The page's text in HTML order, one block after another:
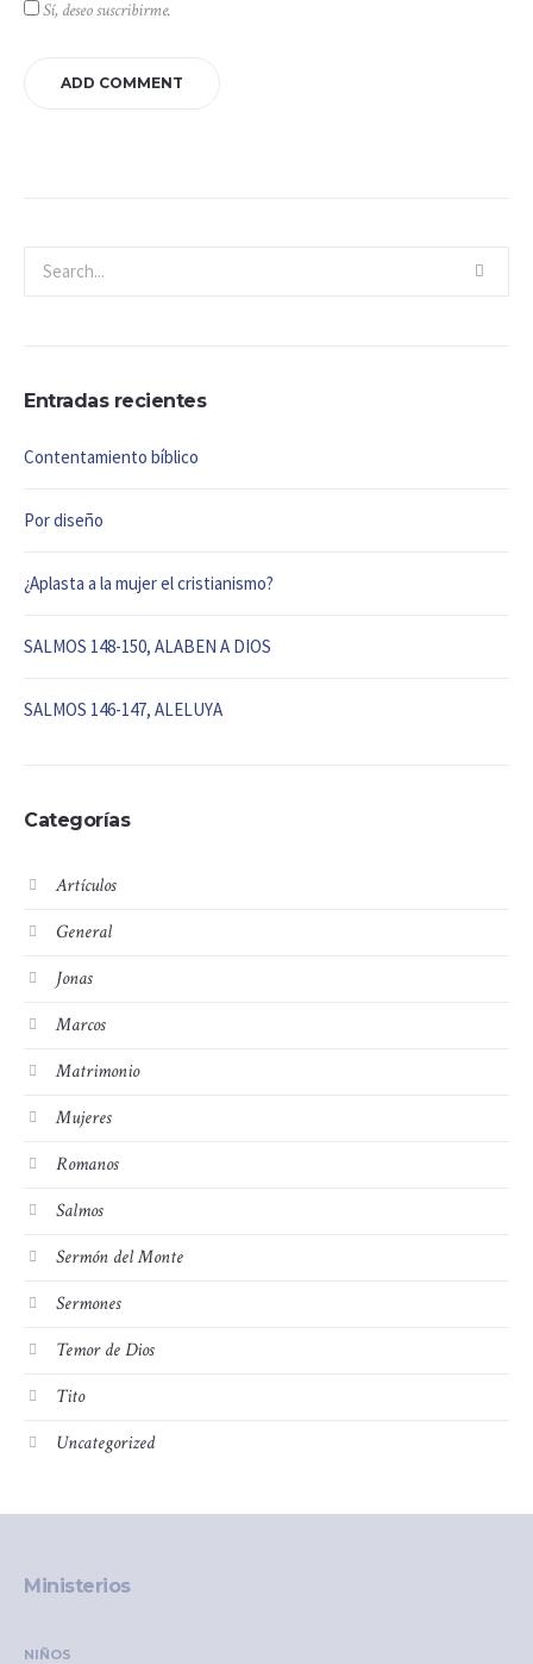
Sí, deseo suscribirme.
Entradas recientes
Contentamiento bíblico
Por diseño
¿Aplasta a la mujer el cristianismo?
SALMOS 148-150, ALABEN A DIOS
SALMOS 146-147, ALELUYA
Categorías
Artículos
General
Jonas
Marcos
Matrimonio
Mujeres
Romanos
Salmos
Sermón del Monte
Sermones
Temor de Dios
Tito
Uncategorized
Ministerios
NIÑOS